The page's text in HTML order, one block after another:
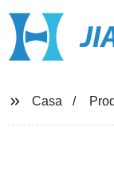
Casa